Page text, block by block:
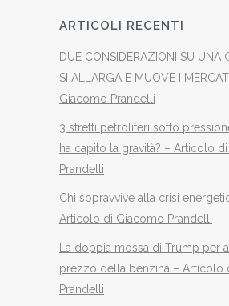
ARTICOLI RECENTI
DUE CONSIDERAZIONI SU UNA
SI ALLARGA E MUOVE I
Giacomo Prandelli
3 stretti petroliferi sotto
ha capito la gravità? – Articolo
Prandelli
Chi sopravvive alla crisi
Articolo di Giacomo Prandelli
La doppia mossa di Trump per
prezzo della benzina – Articolo
Prandelli